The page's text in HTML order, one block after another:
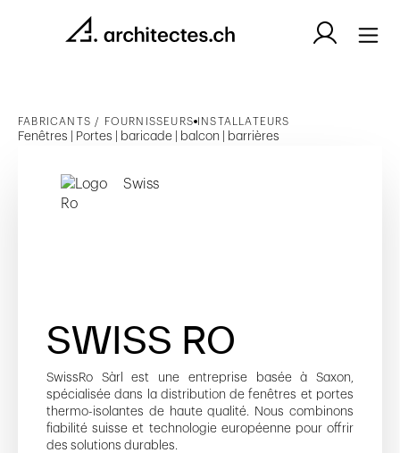
FABRICANTS / FOURNISSEURS INSTALLATEURS
Fenêtres | Portes | baricade | balcon | barrières
SWISS RO
SwissRo Sàrl est une entreprise basée à Saxon,
spécialisée dans la distribution de fenêtres et portes
thermo-isolantes de haute qualité. Nous combinons
fiabilité suisse et technologie européenne pour offrir
des solutions durables.